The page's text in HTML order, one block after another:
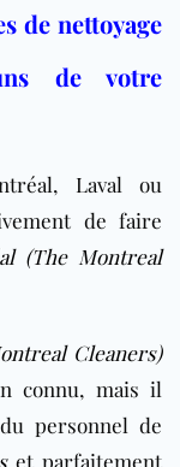
de nettoyage
de votre
Laval ou
de faire
(The Montreal
Cleaners)
connu, mais il
personnel de
et parfaitement